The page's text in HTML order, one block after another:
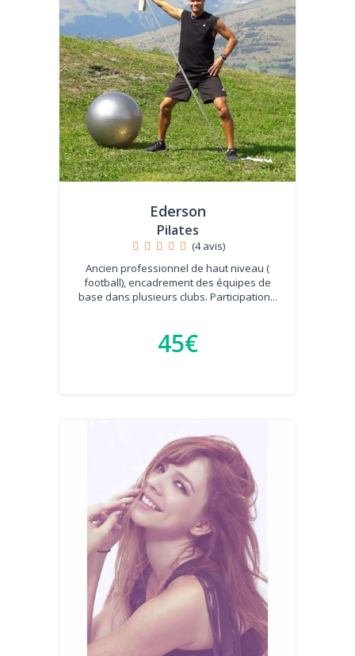
Ederson
Pilates
(4 avis)
Ancien professionnel de haut niveau (
football), encadrement des équipes de
base dans plusieurs clubs. Participation...
45€